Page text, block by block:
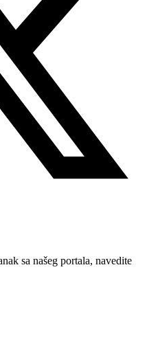
sa našeg portala, navedite